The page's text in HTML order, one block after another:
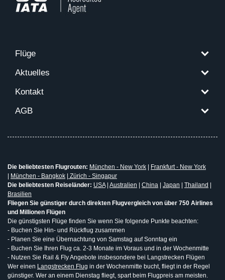
Flüge
Aktuelles
Kontakt
AGB
Die beliebtesten Flugrouten: München - New York
Frankfurt - New York
München - Bangkok
Zürich - Singapur
Die beliebtesten Reiseländer: USA| Australien China Japan Thailand
Brasilien
Fliegen Sie günstiger durch direkten Flugvergleich von über 750 Airlines
und Millionen Flügen
Die günstigsten Flüge finden Sie wenn Sie folgende Punkte beachten:
- Buchen Sie Hin- und Rückflug zusammen
- Planen Sie eine Übernachtung von Samstag auf Sonntag ein
- Buchen Sie Ihren Flug ca. 2-3 Monate im Voraus und in der Wochenmitte
- Nutzen Sie Rail & Fly Angebote insbesondere bei Langstrecken Flügen
Wer einen Langstrecken Flug in der Wochenmitte bucht, fliegt in der Regel
günstiger. Wer an einem Dienstag fliegt, spart beim Flugpreis am meisten.